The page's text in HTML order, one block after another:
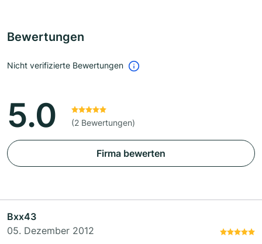
Bewertungen
Nicht verifizierte Bewertungen
5.0 (2 Bewertungen)
Firma bewerten
Bxx43
05. Dezember 2012